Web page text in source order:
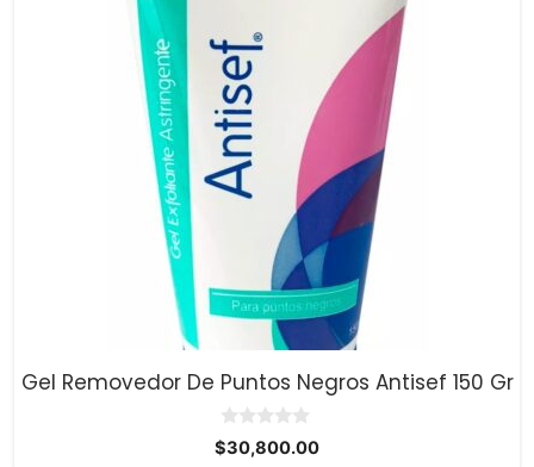
Gel Removedor De Puntos Negros Antisef 150 Gr
0
d
$30,800.00